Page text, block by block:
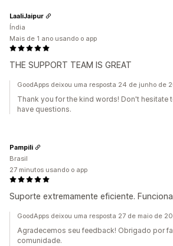
THE SUPPORT TEAM IS GREAT
LaaliJaipur
Índia
Mais de 1 ano usando o app
GoodApps deixou uma resposta 24 de junho de
Thank you for the kind words! Don't hesitate
have questions.
Suporte extremamente eficiente.
Pampili
Brasil
27 minutos usando o app
GoodApps deixou uma resposta 27 de maio de
Agradecemos seu feedback! Obrigado por
comunidade.